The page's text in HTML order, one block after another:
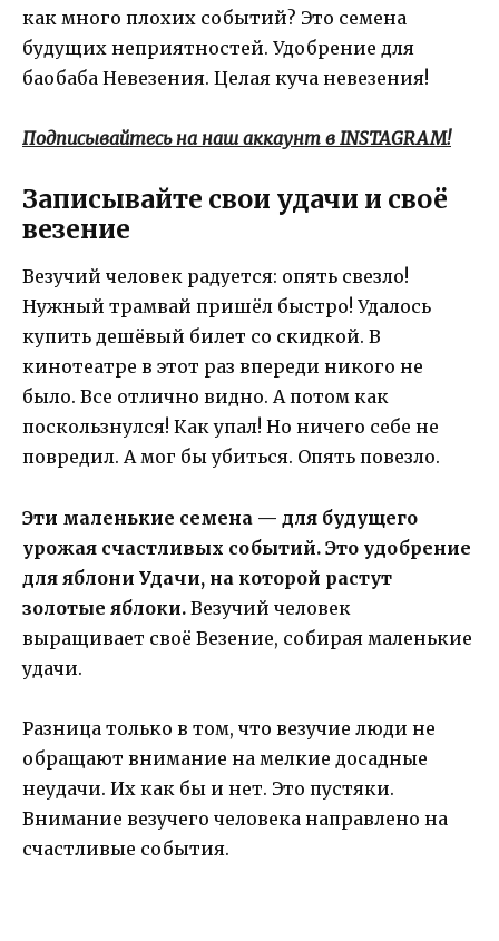
как много плохих событий? Это семена
будущих неприятностей. Удобрение для
баобаба Невезения. Целая куча невезения!
Подписывайтесь на наш аккаунт в INSTAGRAM!
Записывайте свои удачи и своё
везение
Везучий человек радуется: опять свезло!
Нужный трамвай пришёл быстро! Удалось
купить дешёвый билет со скидкой. В
кинотеатре в этот раз впереди никого не
было. Все отлично видно. А потом как
поскользнулся! Как упал! Но ничего себе не
повредил. А мог бы убиться. Опять повезло.
Эти маленькие семена — для будущего
урожая счастливых событий. Это удобрение
для яблони Удачи, на которой растут
золотые яблоки. Везучий человек
выращивает своё Везение, собирая маленькие
удачи.
Разница только в том, что везучие люди не
обращают внимание на мелкие досадные
неудачи. Их как бы и нет. Это пустяки.
Внимание везучего человека направлено на
счастливые события.